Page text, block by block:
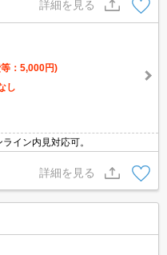
詳細を見る
：5,000円)
し
イン内見対応可。
詳細を見る